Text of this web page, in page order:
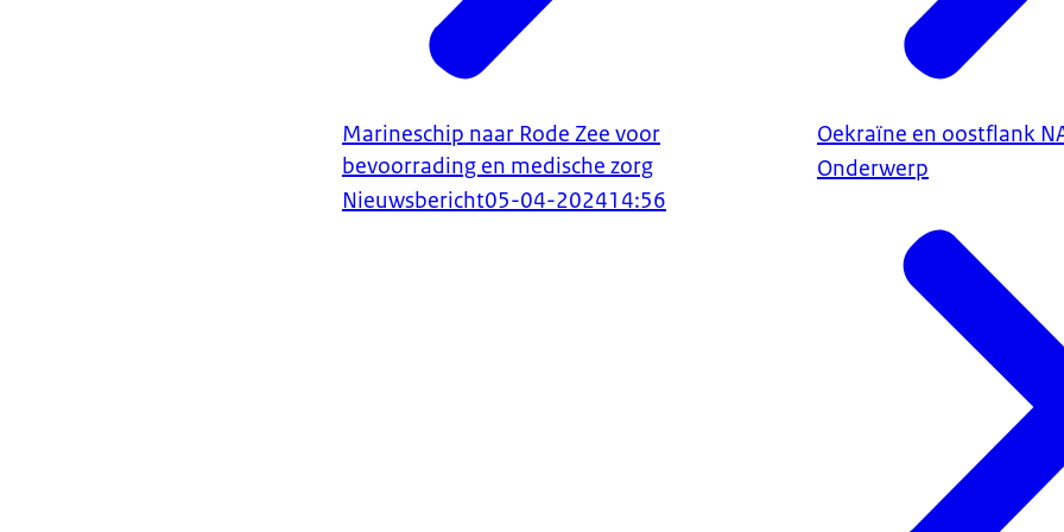
Marineschip naar Rode Zee voor
bevoorrading en medische zorg
Nieuwsbericht05-04-202414:56
Oekraïne en oostflank
Onderwerp